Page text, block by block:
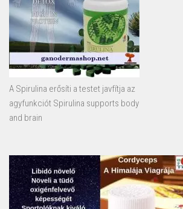
A Spirulina erősíti a testet javfítja az
agyfunkciót Spirulina supports body
and brain